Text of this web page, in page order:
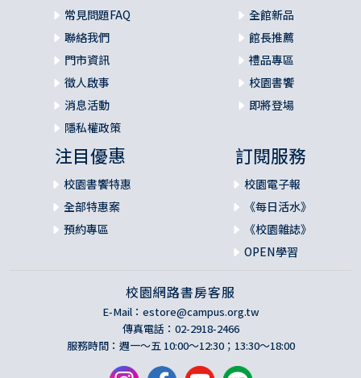
常見問題FAQ
聯絡我們
門市資訊
徵人啟事
消息活動
隱私權政策
全館新品
館長推薦
禮品專區
校園書饗
即將登場
注目優惠
校園書饗特惠
全部特惠案
預約專區
訂閱服務
校園電子報
《每日活水》
《校園雜誌》
OPEN學習
校園網路書房客服
E-Mail： estore@campus.org.tw
傳真電話：02-2918-2466
服務時間：週一～五 10:00～12:30；13:30～18:00